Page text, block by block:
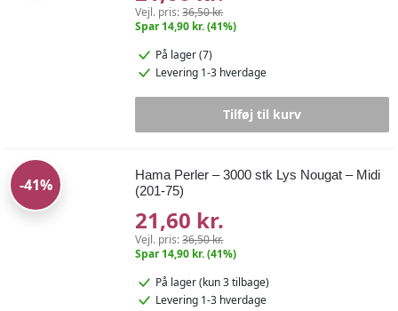
Vejl. pris:36,50 kr.
Spar 14,90 kr. (41%)
På lager (7)
Levering 1-3 hverdage
Tilføj til kurv
-41%
Hama Perler – 3000 stk Lys Nougat – Midi
(201-75)
21,60 kr.
Vejl. pris:36,50 kr.
Spar 14,90 kr. (41%)
På lager(kun 3 tilbage)
Levering 1-3 hverdage